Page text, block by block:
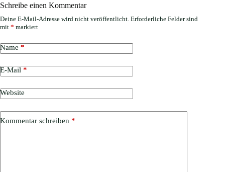
Schreibe einen Kommentar
Deine E-Mail-Adresse wird nicht veröffentlicht. Erforderliche Felder sind
mit * markiert
Name *
E-Mail *
Website
Kommentar schreiben *